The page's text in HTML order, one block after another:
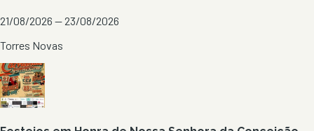
21/08/2026 — 23/08/2026
Torres Novas